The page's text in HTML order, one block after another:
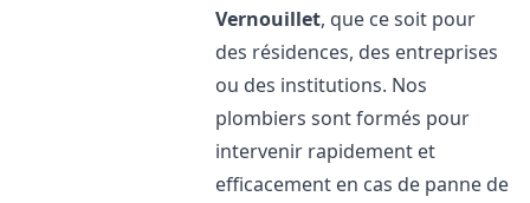
Vernouillet, que ce soit pour
des résidences, des entreprises
ou des institutions. Nos
plombiers sont formés pour
intervenir rapidement et
efficacement en cas de panne de